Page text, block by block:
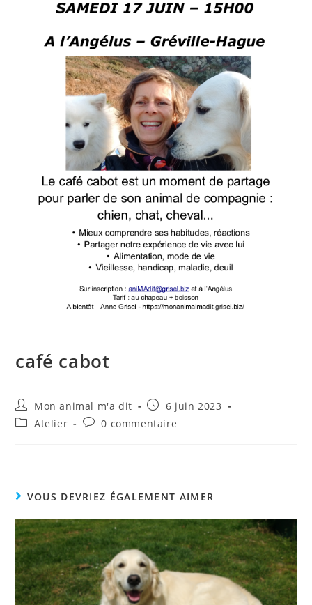
café cabot
Mon animal m'a dit
6 juin 2023
Atelier
0 commentaire
VOUS DEVRIEZ ÉGALEMENT AIMER